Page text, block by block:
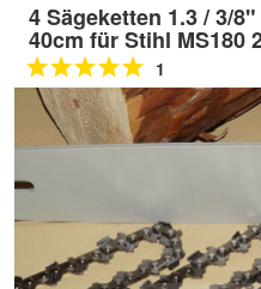
4 Sägeketten 1.3 / 3/
40cm für Stihl MS180
1